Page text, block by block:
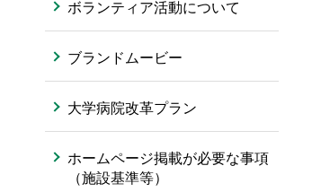
ボランティア活動について
ブランドムービー
大学病院改革プラン
ホームページ掲載が必要な事項
（施設基準等）